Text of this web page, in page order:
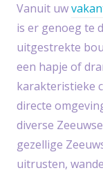
Vanuit uw
is er genoeg te
uitgestrekte
een hapje of
karakteristieke
directe
diverse
gezellige
uitrusten,